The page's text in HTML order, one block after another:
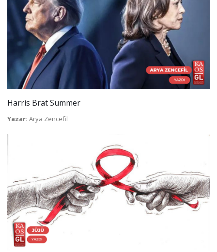
Harris Brat Summer
Yazar: Arya Zencefil